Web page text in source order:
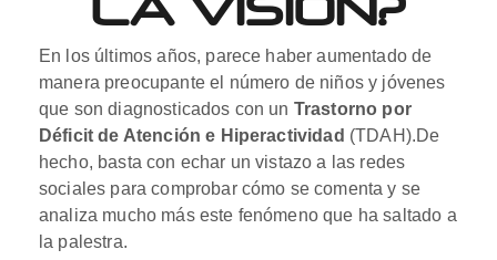
En los últimos años, parece haber aumentado de
manera preocupante el número de niños y jóvenes
que son diagnosticados con un Trastorno por
Déficit de Atención e Hiperactividad (TDAH).De
hecho, basta con echar un vistazo a las redes
sociales para comprobar cómo se comenta y se
analiza mucho más este fenómeno que ha saltado a
la palestra.